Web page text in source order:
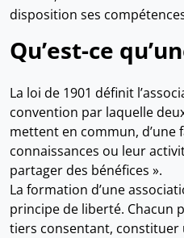
disposition ses
Qu’est-ce
La loi de 1901 définit
convention par laquelle
mettent en commun, d’une
connaissances ou leur
partager des bénéfices ».
La formation d’une
principe de liberté. Chacun
tiers consentant, constituer